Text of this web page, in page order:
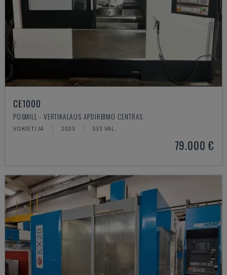
CE1000
POSMILL - VERTIKALAUS APDIRBIMO CENTRAS
VOKIETIJA 2023 533 VAL.
79.000 €